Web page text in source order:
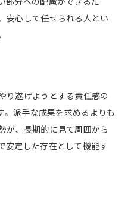
安心して任せられる人とい
り遂げようとする責任感の
。派手な成果を求めるよりも
が、長期的に見て周囲から
安定した存在として機能す